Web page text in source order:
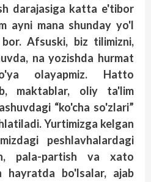
darajasiga katta e'tibor
ayni mana shunday yo'l
Afsuski, biz tilimizni,
na yozishda hurmat
olayapmiz. Hatto
maktablar, oliy ta'lim
“ko'cha so'zlari”
Yurtimizga kelgan
peshlavhalardagi
pala-partish va xato
hayratda bo'lsalar, ajab